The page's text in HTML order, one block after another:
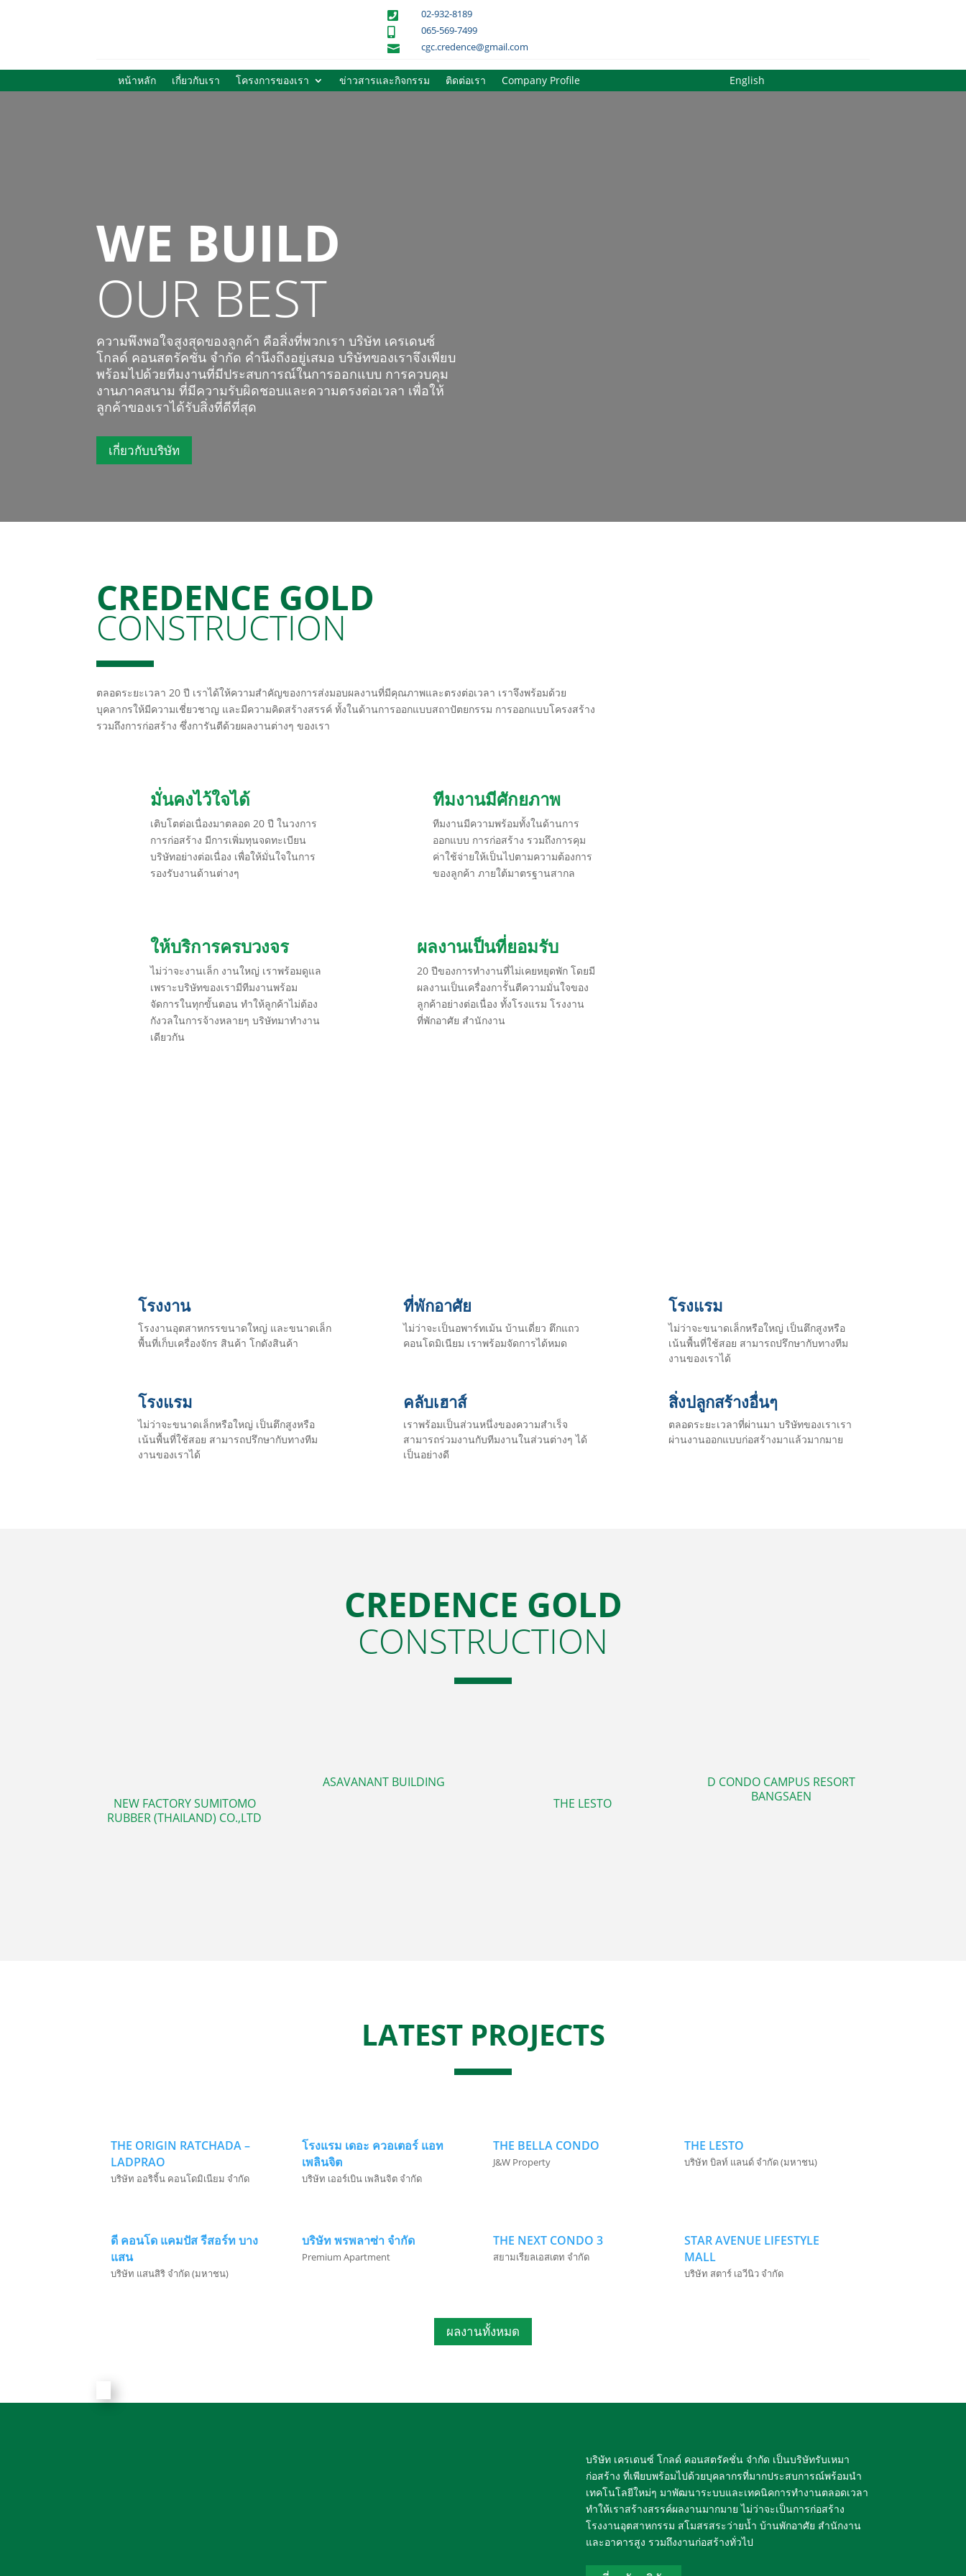
 02-932-8189
 065-569-7499
 cgc.credence@gmail.com
หน้าหลัก เกี่ยวกับเรา โครงการของเรา ข่าวสารและกิจกรรม ติดต่อเรา Company Profile English
WE BUILD
OUR BEST
ความพึงพอใจสูงสุดของลูกค้า คือสิ่งที่พวกเรา บริษัท เครเดนซ์
โกลด์ คอนสตรัคชั่น จำกัด คำนึงถึงอยู่เสมอ บริษัทของเราจึงเพียบ
พร้อมไปด้วยทีมงานที่มีประสบการณ์ในการออกแบบ การควบคุม
งานภาคสนาม ที่มีความรับผิดชอบและความตรงต่อเวลา เพื่อให้
ลูกค้าของเราได้รับสิ่งที่ดีที่สุด
เกี่ยวกับบริษัท
CREDENCE GOLD
CONSTRUCTION
ตลอดระยะเวลา 20 ปี เราได้ให้ความสำคัญของการส่งมอบผลงานที่มีคุณภาพและตรงต่อเวลา เราจึงพร้อมด้วย
บุคลากรให้มีความเชี่ยวชาญ และมีความคิดสร้างสรรค์ ทั้งในด้านการออกแบบสถาปัตยกรรม การออกแบบโครงสร้าง
รวมถึงการก่อสร้าง ซึ่งการันตีด้วยผลงานต่างๆ ของเรา
มั่นคงไว้ใจได้
เติบโตต่อเนื่องมาตลอด 20 ปี ในวงการ
การก่อสร้าง มีการเพิ่มทุนจดทะเบียน
บริษัทอย่างต่อเนื่อง เพื่อให้มั่นใจในการ
รองรับงานด้านต่างๆ
ทีมงานมีศักยภาพ
ทีมงานมีความพร้อมทั้งในด้านการ
ออกแบบ การก่อสร้าง รวมถึงการคุม
ค่าใช้จ่ายให้เป็นไปตามความต้องการ
ของลูกค้า ภายใต้มาตรฐานสากล
ให้บริการครบวงจร
ไม่ว่าจะงานเล็ก งานใหญ่ เราพร้อมดูแล
เพราะบริษัทของเรามีทีมงานพร้อม
จัดการในทุกขั้นตอน ทำให้ลูกค้าไม่ต้อง
กังวลในการจ้างหลายๆ บริษัทมาทำงาน
เดียวกัน
ผลงานเป็นที่ยอมรับ
20 ปีของการทำงานที่ไม่เคยหยุดพัก โดยมี
ผลงานเป็นเครื่องการัันตีความมั่นใจของ
ลูกค้าอย่างต่อเนื่อง ทั้งโรงแรม โรงงาน
ที่พักอาศัย สำนักงาน
โรงงาน
โรงงานอุตสาหกรรขนาดใหญ่ และขนาดเล็ก
พื้นที่เก็บเครื่องจักร สินค้า โกดังสินค้า
ที่พักอาศัย
ไม่ว่าจะเป็นอพาร์ทเม้น บ้านเดี่ยว ตึกแถว
คอนโดมิเนียม เราพร้อมจัดการได้หมด
โรงแรม
ไม่ว่าจะขนาดเล็กหรือใหญ่ เป็นตึกสูงหรือ
เน้นพื้นที่ใช้สอย สามารถปรึกษากับทางทีม
งานของเราได้
โรงแรม
ไม่ว่าจะขนาดเล็กหรือใหญ่ เป็นตึกสูงหรือ
เน้นพื้นที่ใช้สอย สามารถปรึกษากับทางทีม
งานของเราได้
คลับเฮาส์
เราพร้อมเป็นส่วนหนึ่งของความสำเร็จ
สามารถร่วมงานกับทีมงานในส่วนต่างๆ ได้
เป็นอย่างดี
สิ่งปลูกสร้างอื่นๆ
ตลอดระยะเวลาที่ผ่านมา บริษัทของเราเรา
ผ่านงานออกแบบก่อสร้างมาแล้วมากมาย
CREDENCE GOLD
CONSTRUCTION
NEW FACTORY SUMITOMO
RUBBER (THAILAND) CO.,LTD
ASAVANANT BUILDING
THE LESTO
D CONDO CAMPUS RESORT
BANGSAEN
LATEST PROJECTS
THE ORIGIN RATCHADA –
LADPRAO
บริษัท ออริจิ้น คอนโดมิเนียม จำกัด
โรงแรม เดอะ ควอเตอร์ แอท
เพลินจิต
บริษัท เออร์เบิน เพลินจิต จำกัด
THE BELLA CONDO
J&W Property
THE LESTO
บริษัท บิลท์ แลนด์ จำกัด (มหาชน)
ดี คอนโด แคมปัส รีสอร์ท บาง
แสน
บริษัท แสนสิริ จำกัด (มหาชน)
บริษัท พรพลาซ่า จำกัด
Premium Apartment
THE NEXT CONDO 3
สยามเรียลเอสเตท จำกัด
STAR AVENUE LIFESTYLE
MALL
บริษัท สตาร์ เอวีนิว จำกัด
ผลงานทั้งหมด
บริษัท เครเดนซ์ โกลด์ คอนสตรัคชั่น จำกัด เป็นบริษัทรับเหมา
ก่อสร้าง ที่เพียบพร้อมไปด้วยบุคลากรที่มากประสบการณ์พร้อมนำ
เทคโนโลยีใหม่ๆ มาพัฒนาระบบและเทคนิคการทำงานตลอดเวลา
ทำให้เราสร้างสรรค์ผลงานมากมาย ไม่ว่าจะเป็นการก่อสร้าง
โรงงานอุตสาหกรรม สโมสรสระว่ายน้ำ บ้านพักอาศัย สำนักงาน
และอาคารสูง รวมถึงงานก่อสร้างทั่วไป